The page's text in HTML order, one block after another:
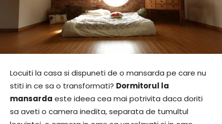
Locuiti la casa si dispuneti de o mansarda pe care nu
stiti in ce sa o transformati? Dormitorul la
mansarda este ideea cea mai potrivita daca doriti
sa aveti o camera inedita, separata de tumultul